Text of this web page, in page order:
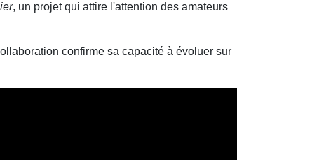
, un projet qui attire l'attention des amateurs
confirme sa capacité à évoluer sur